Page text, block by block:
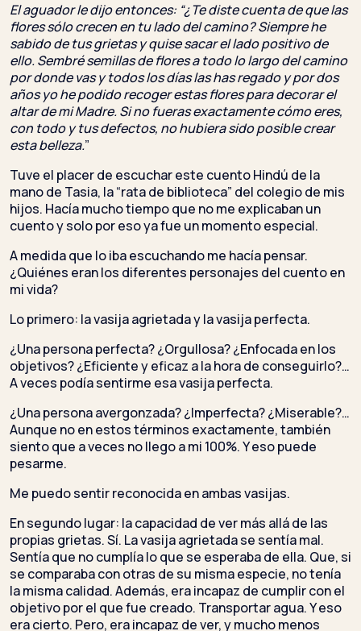
El aguador le dijo entonces: “¿Te diste cuenta de que las
flores sólo crecen en tu lado del camino? Siempre he
sabido de tus grietas y quise sacar el lado positivo de
ello. Sembré semillas de flores a todo lo largo del camino
por donde vas y todos los días las has regado y por dos
años yo he podido recoger estas flores para decorar el
altar de mi Madre. Si no fueras exactamente cómo eres,
con todo y tus defectos, no hubiera sido posible crear
esta belleza.”
Tuve el placer de escuchar este cuento Hindú de la
mano de Tasia, la “rata de biblioteca” del colegio de mis
hijos. Hacía mucho tiempo que no me explicaban un
cuento y solo por eso ya fue un momento especial.
A medida que lo iba escuchando me hacía pensar.
¿Quiénes eran los diferentes personajes del cuento en
mi vida?
Lo primero: la vasija agrietada y la vasija perfecta.
¿Una persona perfecta? ¿Orgullosa? ¿Enfocada en los
objetivos? ¿Eficiente y eficaz a la hora de conseguirlo?…
A veces podía sentirme esa vasija perfecta.
¿Una persona avergonzada? ¿Imperfecta? ¿Miserable?…
Aunque no en estos términos exactamente, también
siento que a veces no llego a mi 100%. Y eso puede
pesarme.
Me puedo sentir reconocida en ambas vasijas.
En segundo lugar: la capacidad de ver más allá de las
propias grietas. Sí. La vasija agrietada se sentía mal.
Sentía que no cumplía lo que se esperaba de ella. Que, si
se comparaba con otras de su misma especie, no tenía
la misma calidad. Además, era incapaz de cumplir con el
objetivo por el que fue creado. Transportar agua. Y eso
era cierto. Pero, era incapaz de ver, y mucho menos